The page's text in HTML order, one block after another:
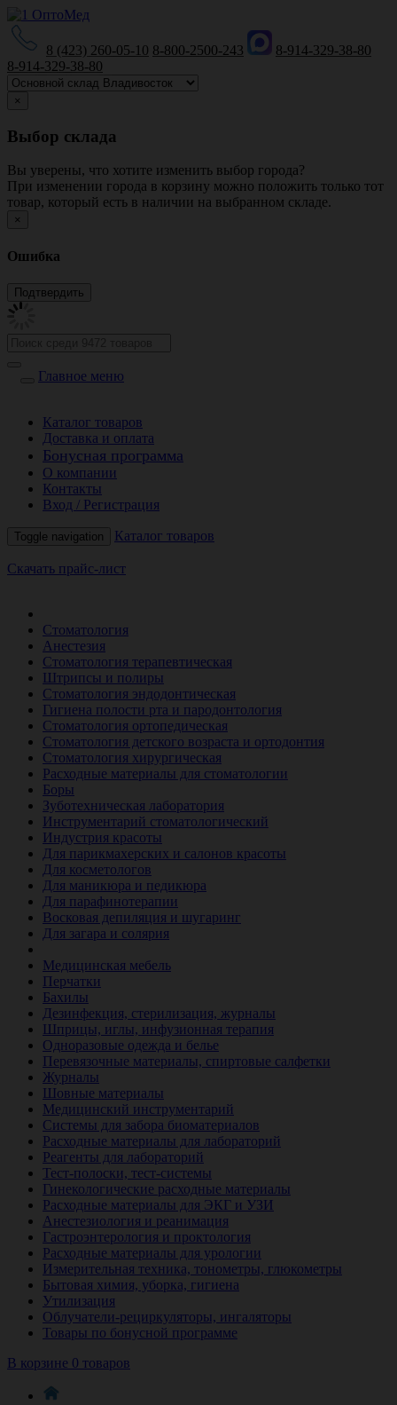
8 (423) 260-05-10 8-800-2500-243
8-914-329-38-80
8-914-329-38-80
×
Выбор склада
Вы уверены, что хотите изменить выбор города?
При изменении города в корзину можно положить только тот
товар, который есть в наличии на выбранном складе.
×
Ошибка
Главное меню
Каталог товаров
Доставка и оплата
Бонусная программа
О компании
Контакты
Вход / Регистрация
Toggle navigation Каталог товаров
Скачать прайс-лист
Стоматология
Анестезия
Стоматология терапевтическая
Штрипсы и полиры
Стоматология эндодонтическая
Гигиена полости рта и пародонтология
Стоматология ортопедическая
Стоматология детского возраста и ортодонтия
Стоматология хирургическая
Расходные материалы для стоматологии
Боры
Зуботехническая лаборатория
Инструментарий стоматологический
Индустрия красоты
Для парикмахерских и салонов красоты
Для косметологов
Для маникюра и педикюра
Для парафинотерапии
Восковая депиляция и шугаринг
Для загара и солярия
Медицинская мебель
Перчатки
Бахилы
Дезинфекция, стерилизация, журналы
Шприцы, иглы, инфузионная терапия
Одноразовые одежда и белье
Перевязочные материалы, спиртовые салфетки
Журналы
Шовные материалы
Медицинский инструментарий
Системы для забора биоматериалов
Расходные материалы для лабораторий
Реагенты для лабораторий
Тест-полоски, тест-системы
Гинекологические расходные материалы
Расходные материалы для ЭКГ и УЗИ
Анестезиология и реанимация
Гастроэнтерология и проктология
Расходные материалы для урологии
Измерительная техника, тонометры, глюкометры
Бытовая химия, уборка, гигиена
Утилизация
Облучатели-рециркуляторы, ингаляторы
Товары по бонусной программе
В корзине 0 товаров